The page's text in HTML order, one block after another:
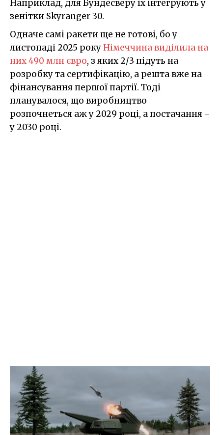
Наприклад, для Бундесверу їх інтегрують у
зенітки Skyranger 30.
Одначе самі ракети ще не готові, бо у
листопаді 2025 рокуНімеччина виділила на
них 490 млн євро, з яких 2/3 підуть на
розробку та сертифікацію, а решта вже на
фінансування першої партії. Тоді
планувалося, що виробництво
розпочнеться аж у 2029 році, а постачання -
у 2030 році.